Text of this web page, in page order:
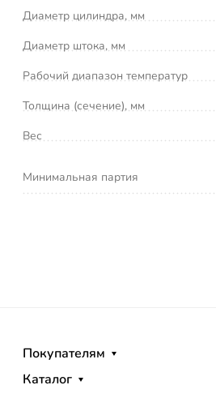
Диаметр цилиндра, мм
Диаметр штока, мм
Рабочий диапазон температур
Толщина (сечение), мм
Вес
Минимальная партия
Покупателям
Каталог